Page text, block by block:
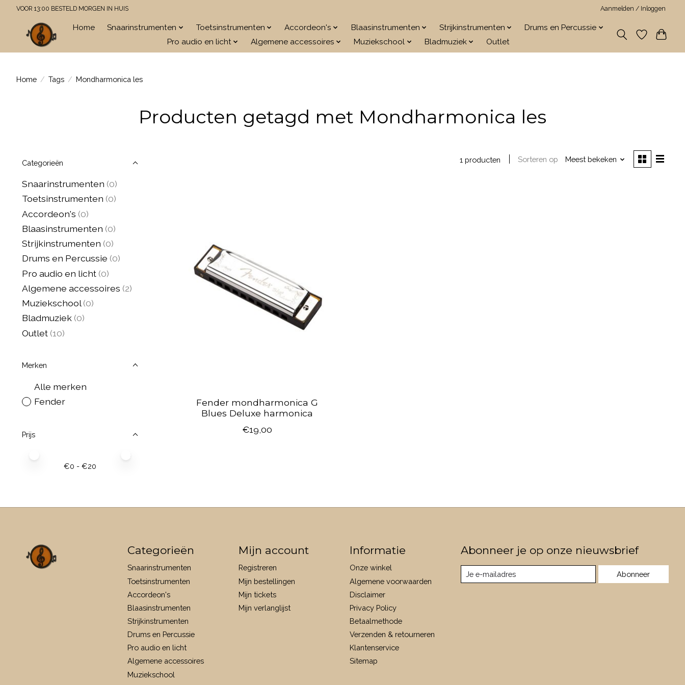
VOOR 13:00 BESTELD MORGEN IN HUIS Aanmelden / Inloggen
Home Snaarinstrumenten Toetsinstrumenten Accordeon's Blaasinstrumenten Strijkinstrumenten
Drums en Percussie
Pro audio en licht
Algemene accessoires Muziekschool Bladmuziek Outlet
Home / Tags / Mondharmonica les
Producten getagd met Mondharmonica les
Categorieën
Snaarinstrumenten (0)
Toetsinstrumenten (0)
Accordeon's (0)
Blaasinstrumenten (0)
Strijkinstrumenten (0)
Drums en Percussie (0)
Pro audio en licht (0)
Algemene accessoires (2)
Muziekschool (0)
Bladmuziek (0)
Outlet (10)
Merken
Alle merken
Fender
Prijs
€0 - €20
1 producten Sorteren op Meest bekeken
Fender mondharmonica G
Blues Deluxe harmonica
€19,00
Categorieën
Snaarinstrumenten
Toetsinstrumenten
Accordeon's
Blaasinstrumenten
Strijkinstrumenten
Drums en Percussie
Pro audio en licht
Algemene accessoires
Muziekschool
Mijn account
Registreren
Mijn bestellingen
Mijn tickets
Mijn verlanglijst
Informatie
Onze winkel
Algemene voorwaarden
Disclaimer
Privacy Policy
Betaalmethode
Verzenden & retourneren
Klantenservice
Sitemap
Abonneer je op onze nieuwsbrief
Abonneer